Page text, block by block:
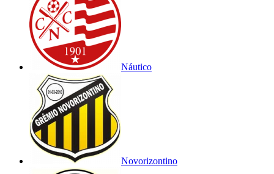
Náutico
Novorizontino